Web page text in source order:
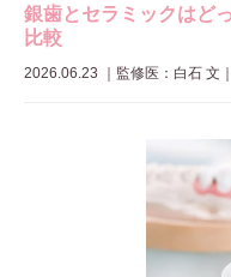
銀歯とセラミックはど
比較
2026.06.23 ｜ 監修医：白石 文